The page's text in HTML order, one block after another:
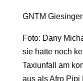
GNTM
Foto: Dany
sie hatte noch
Taxiunfall am
aus als Afro Pipi